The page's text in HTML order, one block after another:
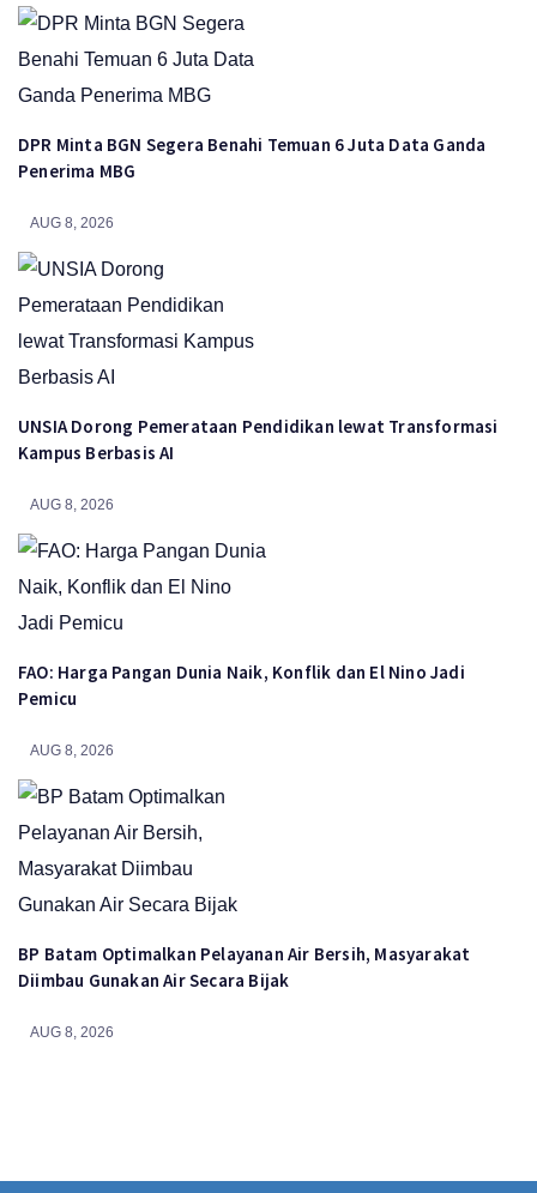
DPR Minta BGN Segera Benahi Temuan 6 Juta Data Ganda
Penerima MBG
AUG 8, 2026
UNSIA Dorong Pemerataan Pendidikan lewat Transformasi
Kampus Berbasis AI
AUG 8, 2026
FAO: Harga Pangan Dunia Naik, Konflik dan El Nino Jadi
Pemicu
AUG 8, 2026
BP Batam Optimalkan Pelayanan Air Bersih, Masyarakat
Diimbau Gunakan Air Secara Bijak
AUG 8, 2026